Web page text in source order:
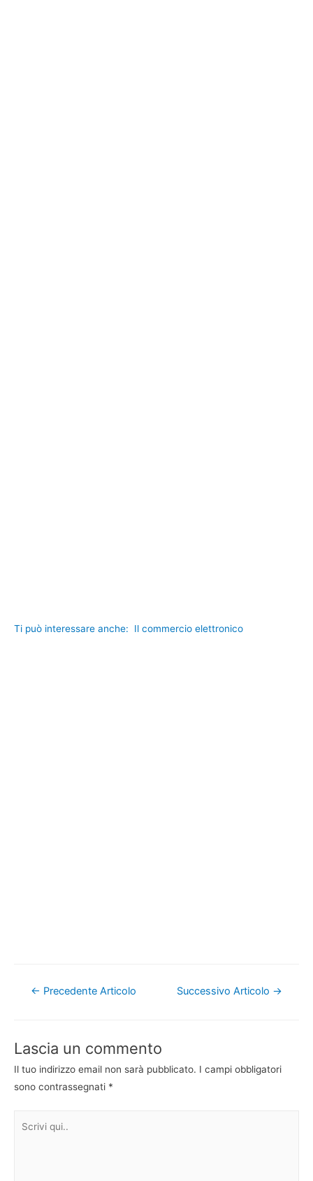
Ti può interessare anche: Il commercio elettronico
Navigazione
← Precedente Articolo Successivo Articolo →
Lascia un commento
Il tuo indirizzo email non sarà pubblicato. I campi obbligatori
sono contrassegnati *